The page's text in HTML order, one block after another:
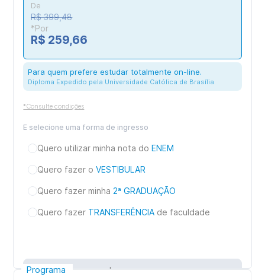
Programa
De
R$ 399,48
*Por
R$ 259,66
Para quem prefere estudar totalmente on-line.
Diploma Expedido pela Universidade Católica de Brasília
*Consulte condições
E selecione uma forma de ingresso
Quero utilizar minha nota doENEM
Quero fazer oVESTIBULAR
Quero fazer minha 2ª GRADUAÇÃO
Quero fazer TRANSFERÊNCIA de faculdade
Inscreva-se